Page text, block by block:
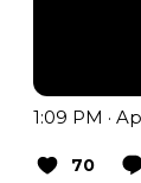
1:09 PM ·
70